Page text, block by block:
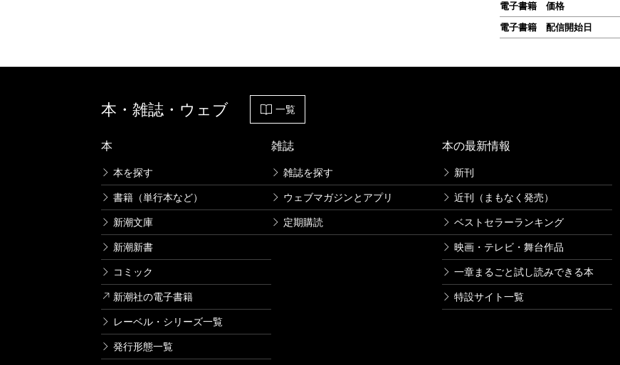
電子書籍 価格
電子書籍 配信開始日
本・雑誌・ウェブ 一覧
本
本を探す
書籍（単行本など）
新潮文庫
新潮新書
コミック
新潮社の電子書籍
レーベル・シリーズ一覧
発行形態一覧
雑誌
雑誌を探す
ウェブマガジンとアプリ
定期購読
本の最新情報
新刊
近刊（まもなく発売）
ベストセラーランキング
映画・テレビ・舞台作品
一章まるごと試し読みできる本
特設サイト一覧